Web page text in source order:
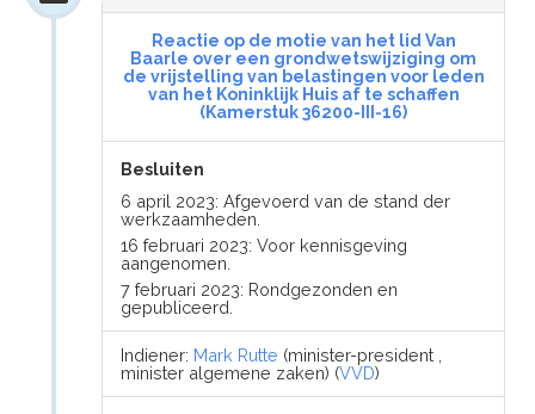
Reactie op de motie van het lid Van
Baarle over een grondwetswijziging om
de vrijstelling van belastingen voor leden
van het Koninklijk Huis af te schaffen
(Kamerstuk 36200-III-16)
Besluiten
6 april 2023: Afgevoerd van de stand der
werkzaamheden.
16 februari 2023: Voor kennisgeving
aangenomen.
7 februari 2023: Rondgezonden en
gepubliceerd.
Indiener: Mark Rutte (minister-president ,
minister algemene zaken) (VVD)